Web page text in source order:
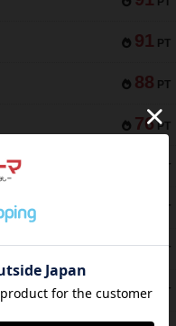
91 PT
88 PT
76 PT
PT
PT
レス
59 PT
！
51 PT
・ボンバ